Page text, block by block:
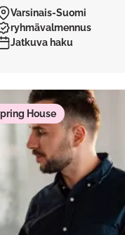
Varsinais-Suomi
ryhmävalmennus
Jatkuva haku
House